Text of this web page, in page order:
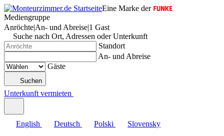
Eine Marke der
Mediengruppe
Anröchte|An- und Abreise|1 Gast
Suche nach Ort, Adressen oder Unterkunft
Standort
An- und Abreise
Gäste
Suchen
Unterkunft vermieten
English Deutsch Polski Slovensky